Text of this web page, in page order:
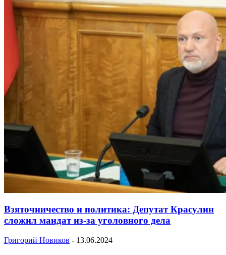
Взяточничество и политика: Депутат Красулин
сложил мандат из-за уголовного дела
Григорий Новиков - 13.06.2024